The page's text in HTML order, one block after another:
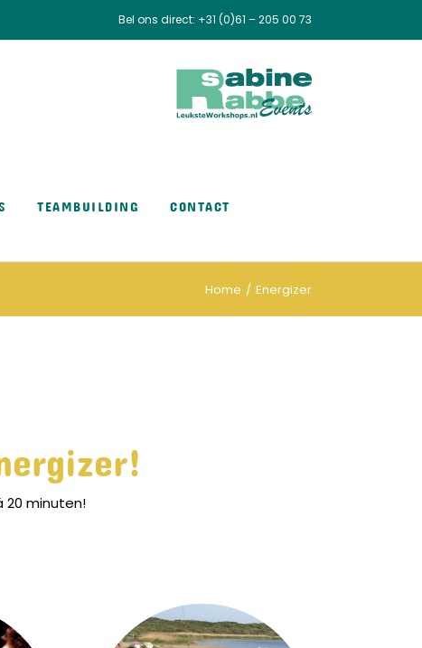
Bel ons direct: +31 (0)61 – 205 00 73
TEAMBUILDING CONTACT
Home Energizer
20 minuten!